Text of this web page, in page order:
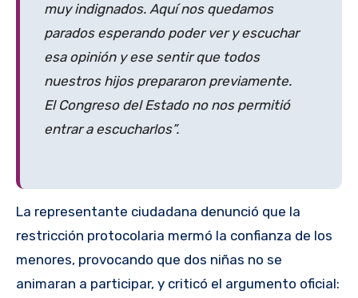
muy indignados. Aquí nos quedamos
parados esperando poder ver y escuchar
esa opinión y ese sentir que todos
nuestros hijos prepararon previamente.
El Congreso del Estado no nos permitió
entrar a escucharlos”.
La representante ciudadana denunció que la
restricción protocolaria mermó la confianza de los
menores, provocando que dos niñas no se
animaran a participar, y criticó el argumento oficial: